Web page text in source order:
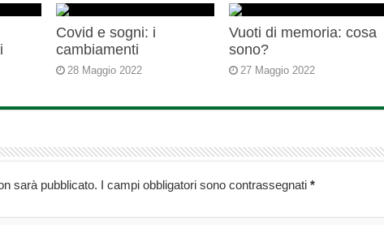
Covid e sogni: i
cambiamenti
28 Maggio 2022
Vuoti di memoria: cosa
sono?
27 Maggio 2022
sarà pubblicato. I campi obbligatori sono contrassegnati *